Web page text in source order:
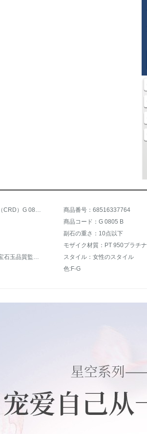
商品名：クラント帝（CRD）G 0805 B 商品番号：68516337764
商品コード：G 0805 B
副石の重さ：10点以下
モザイク材質：PT 950プラチナ
証明書：NGTC/国家宝石玉品質監督検査センター
スタイル：女性のスタイル
色:F-G